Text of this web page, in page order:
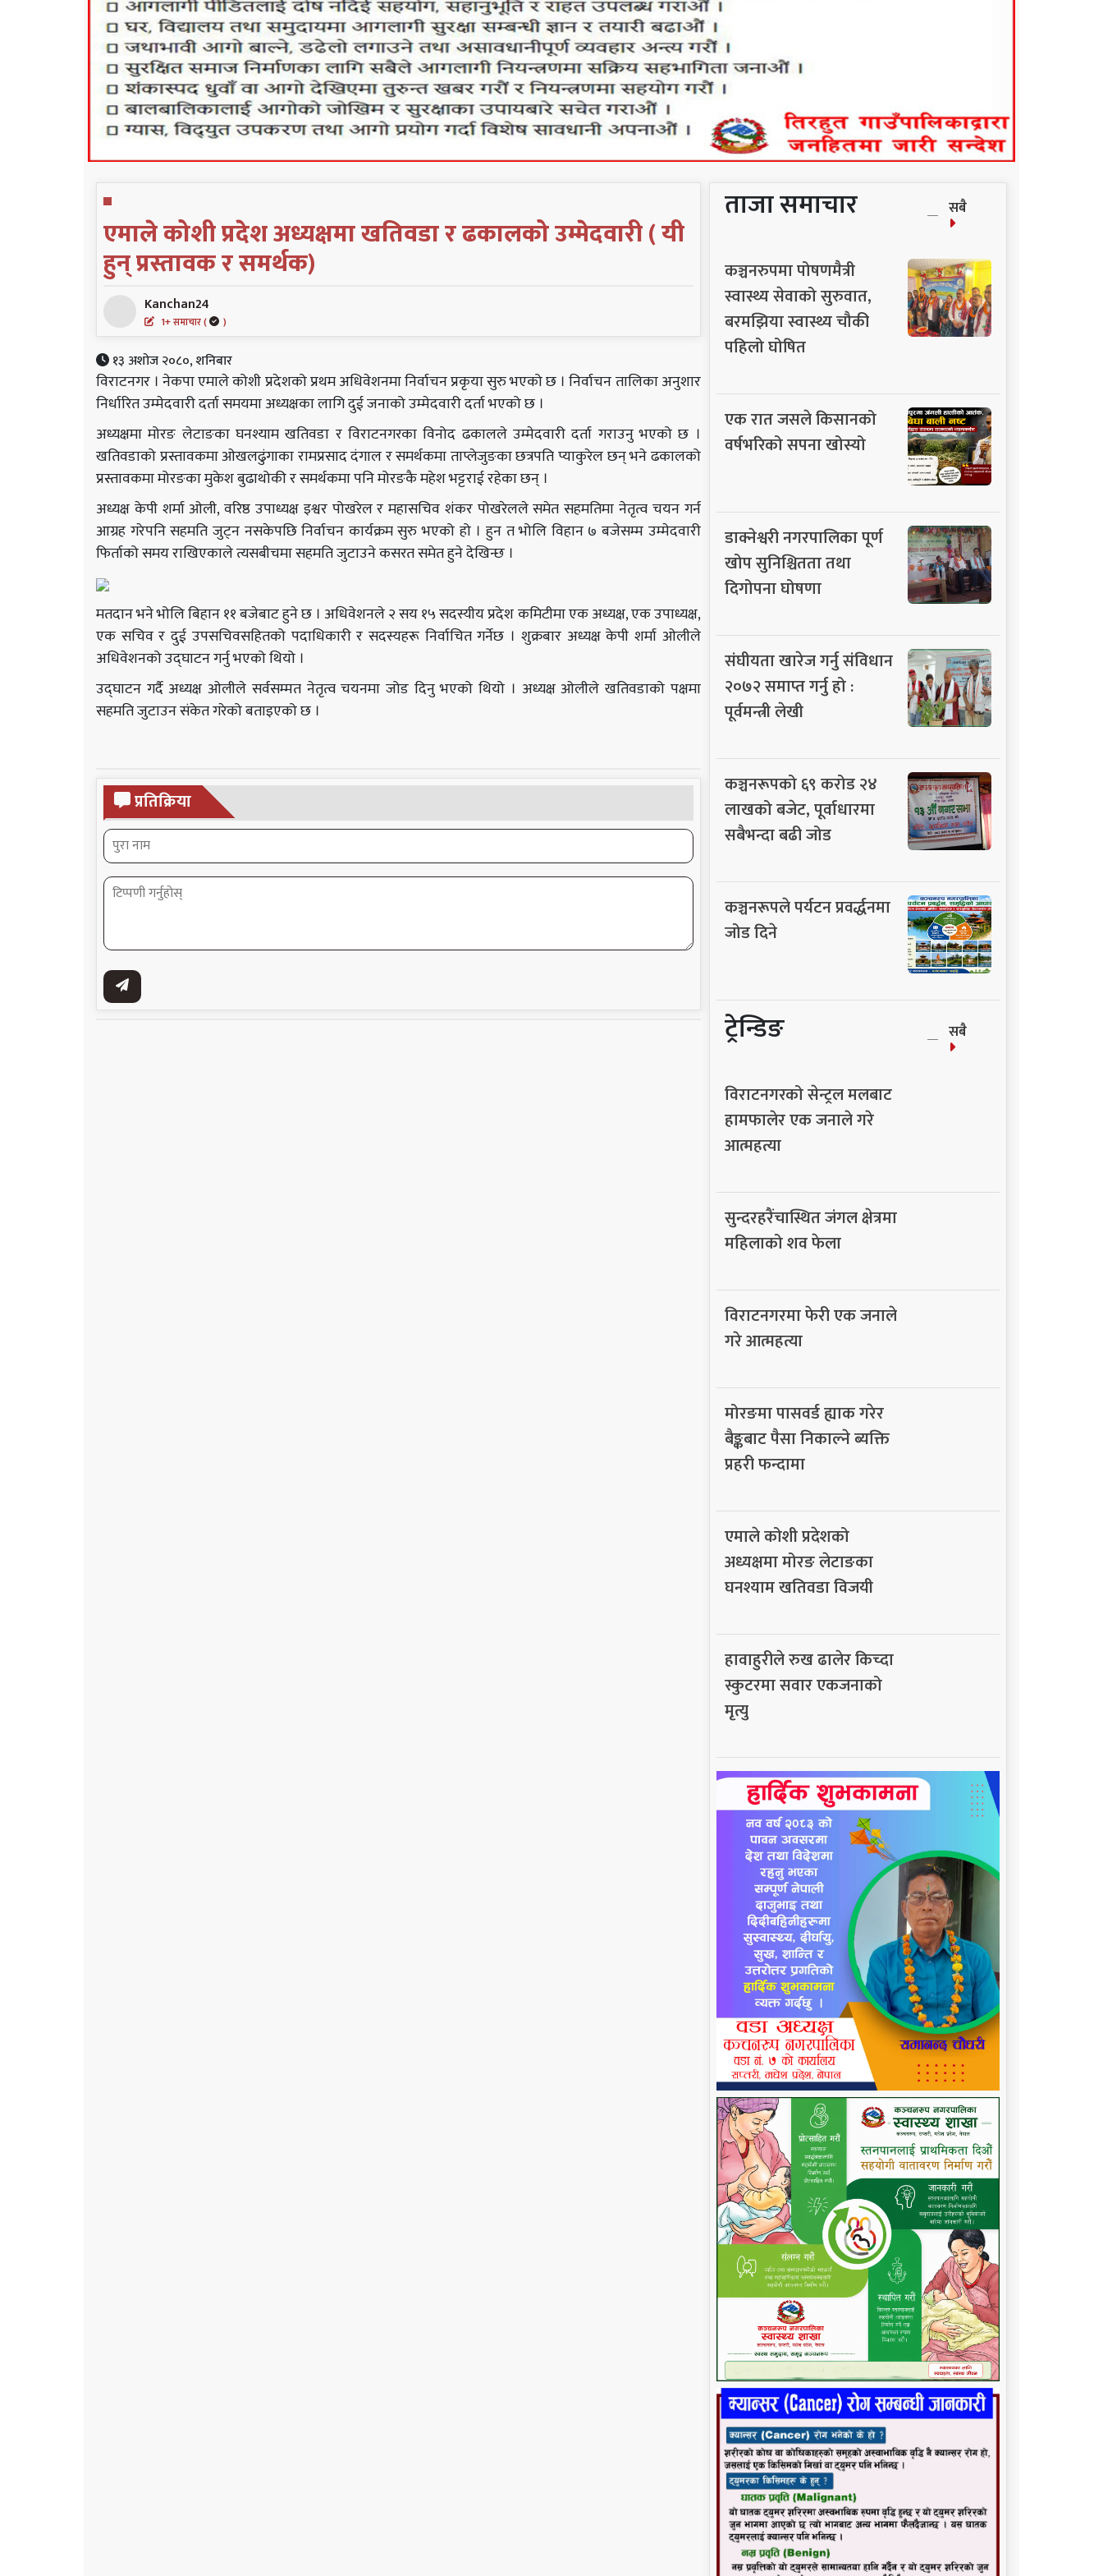
एमाले कोशी प्रदेश अध्यक्षमा खतिवडा र ढकालको उम्मेदवारी ( यी
हुन् प्रस्तावक र समर्थक)
Kanchan24
1+ समाचार ( )
१३ अशोज २०८०, शनिबार
विराटनगर । नेकपा एमाले कोशी प्रदेशको प्रथम अधिवेशनमा निर्वाचन प्रकृया सुरु भएको छ । निर्वाचन तालिका अनुशार
निर्धारित उम्मेदवारी दर्ता समयमा अध्यक्षका लागि दुई जनाको उम्मेदवारी दर्ता भएको छ ।
अध्यक्षमा मोरङ लेटाङका घनश्याम खतिवडा र विराटनगरका विनोद ढकालले उम्मेदवारी दर्ता गराउनु भएको छ ।
खतिवडाको प्रस्तावकमा ओखलढुंगाका रामप्रसाद दंगाल र समर्थकमा ताप्लेजुङका छत्रपति प्याकुरेल छन् भने ढकालको
प्रस्तावकमा मोरङका मुकेश बुढाथोकी र समर्थकमा पनि मोरङकै महेश भट्टराई रहेका छन् ।
अध्यक्ष केपी शर्मा ओली, वरिष्ठ उपाध्यक्ष इश्वर पोखरेल र महासचिव शंकर पोखरेलले समेत सहमतिमा नेतृत्व चयन गर्न
आग्रह गरेपनि सहमति जुट्न नसकेपछि निर्वाचन कार्यक्रम सुरु भएको हो । हुन त भोलि विहान ७ बजेसम्म उम्मेदवारी
फिर्ताको समय राखिएकाले त्यसबीचमा सहमति जुटाउने कसरत समेत हुने देखिन्छ ।
मतदान भने भोलि बिहान ११ बजेबाट हुने छ । अधिवेशनले २ सय १५ सदस्यीय प्रदेश कमिटीमा एक अध्यक्ष, एक उपाध्यक्ष,
एक सचिव र दुई उपसचिवसहितको पदाधिकारी र सदस्यहरू निर्वाचित गर्नेछ । शुक्रबार अध्यक्ष केपी शर्मा ओलीले
अधिवेशनको उद्घाटन गर्नु भएको थियो ।
उद्घाटन गर्दै अध्यक्ष ओलीले सर्वसम्मत नेतृत्व चयनमा जोड दिनु भएको थियो । अध्यक्ष ओलीले खतिवडाको पक्षमा
सहमति जुटाउन संकेत गरेको बताइएको छ ।
प्रतिक्रिया
ताजा समाचार सबै
कञ्चनरुपमा पोषणमैत्री
स्वास्थ्य सेवाको सुरुवात,
बरमझिया स्वास्थ्य चौकी
पहिलो घोषित
एक रात जसले किसानको
वर्षभरिको सपना खोस्यो
डाक्नेश्वरी नगरपालिका पूर्ण
खोप सुनिश्चितता तथा
दिगोपना घोषणा
संघीयता खारेज गर्नु संविधान
२०७२ समाप्त गर्नु हो :
पूर्वमन्त्री लेखी
कञ्चनरूपको ६९ करोड २४
लाखको बजेट, पूर्वाधारमा
सबैभन्दा बढी जोड
कञ्चनरूपले पर्यटन प्रवर्द्धनमा
जोड दिने
ट्रेन्डिङ सबै
विराटनगरको सेन्ट्रल मलबाट
हामफालेर एक जनाले गरे
आत्महत्या
सुन्दरहरैंचास्थित जंगल क्षेत्रमा
महिलाको शव फेला
विराटनगरमा फेरी एक जनाले
गरे आत्महत्या
मोरङमा पासवर्ड ह्याक गरेर
बैङ्कबाट पैसा निकाल्ने ब्यक्ति
प्रहरी फन्दामा
एमाले कोशी प्रदेशको
अध्यक्षमा मोरङ लेटाङका
घनश्याम खतिवडा विजयी
हावाहुरीले रुख ढालेर किच्दा
स्कुटरमा सवार एकजनाको
मृत्यु